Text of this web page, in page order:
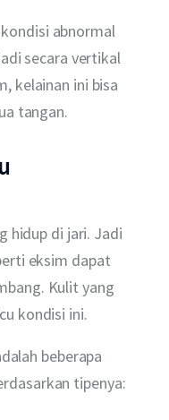
abnormal
secara vertikal
kelainan ini bisa
tangan.
hidup di jari. Jadi
eksim dapat
Kulit yang
kondisi ini.
beberapa
tipenya: